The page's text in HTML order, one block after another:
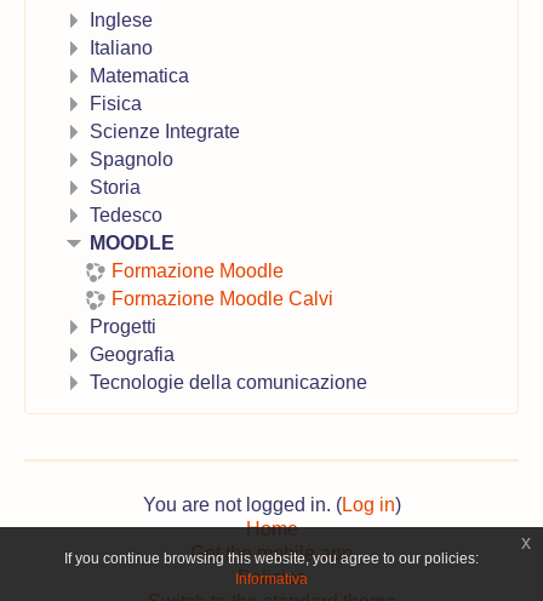
Inglese
Italiano
Matematica
Fisica
Scienze Integrate
Spagnolo
Storia
Tedesco
MOODLE
Formazione Moodle
Formazione Moodle Calvi
Progetti
Geografia
Tecnologie della comunicazione
You are not logged in. (Log in)
Home
Get the mobile app
Policies
If you continue browsing this website, you agree to our policies:
Informativa
x